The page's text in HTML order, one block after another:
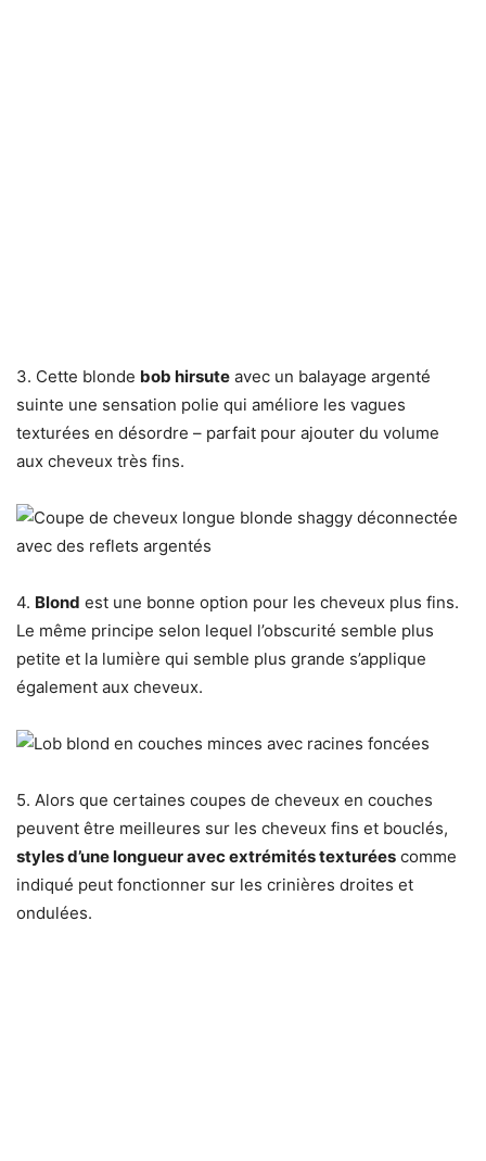
3. Cette blonde bob hirsute avec un balayage argenté
suinte une sensation polie qui améliore les vagues
texturées en désordre – parfait pour ajouter du volume
aux cheveux très fins.
4. Blond est une bonne option pour les cheveux plus fins.
Le même principe selon lequel l’obscurité semble plus
petite et la lumière qui semble plus grande s’applique
également aux cheveux.
5. Alors que certaines coupes de cheveux en couches
peuvent être meilleures sur les cheveux fins et bouclés,
styles d’une longueur avec extrémités texturées comme
indiqué peut fonctionner sur les crinières droites et
ondulées.